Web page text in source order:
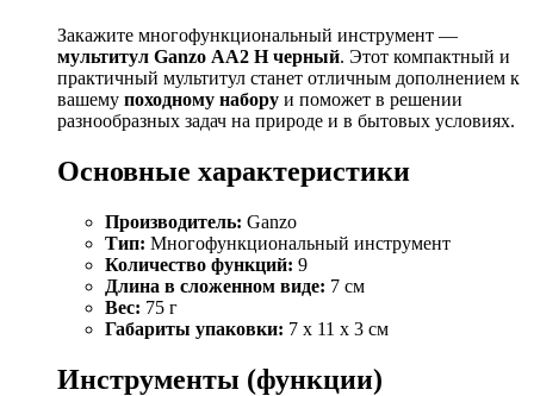
Закажите многофункциональный инструмент —
мультитул Ganzo АА2 Н черный. Этот компактный и
практичный мультитул станет отличным дополнением к
вашему походному набору и поможет в решении
разнообразных задач на природе и в бытовых условиях.
Основные характеристики
Производитель: Ganzo
Тип: Многофункциональный инструмент
Количество функций: 9
Длина в сложенном виде: 7 см
Вес: 75 г
Габариты упаковки: 7 x 11 x 3 см
Инструменты (функции)